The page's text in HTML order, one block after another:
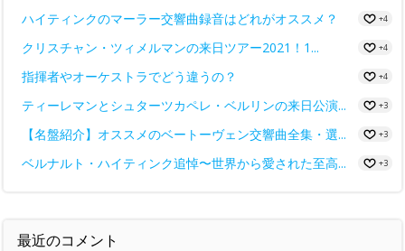
ハイティンクのマーラー交響曲録音はどれがオススメ？ +4
クリスチャン・ツィメルマンの来日ツアー2021！1... +4
指揮者やオーケストラでどう違うの？ +4
ティーレマンとシュターツカペレ・ベルリンの来日公演... +3
【名盤紹介】オススメのベートーヴェン交響曲全集・選... +3
ベルナルト・ハイティンク追悼〜世界から愛された至高... +3
最近のコメント